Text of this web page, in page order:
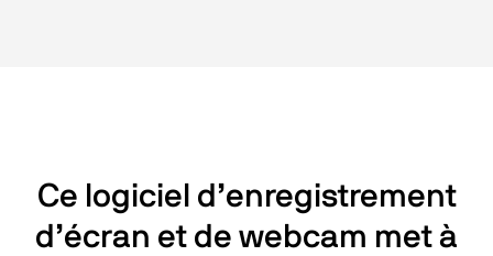
Ce logiciel d’enregistrement
d’écran et de webcam met à